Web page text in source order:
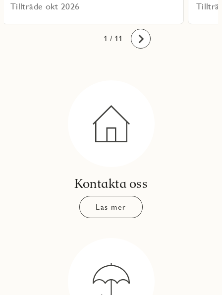
Tillträde okt 2026
1
2
3
4
5
6
7
8
9
10
11 / 11 Framåt
Kontakta oss
Läs mer